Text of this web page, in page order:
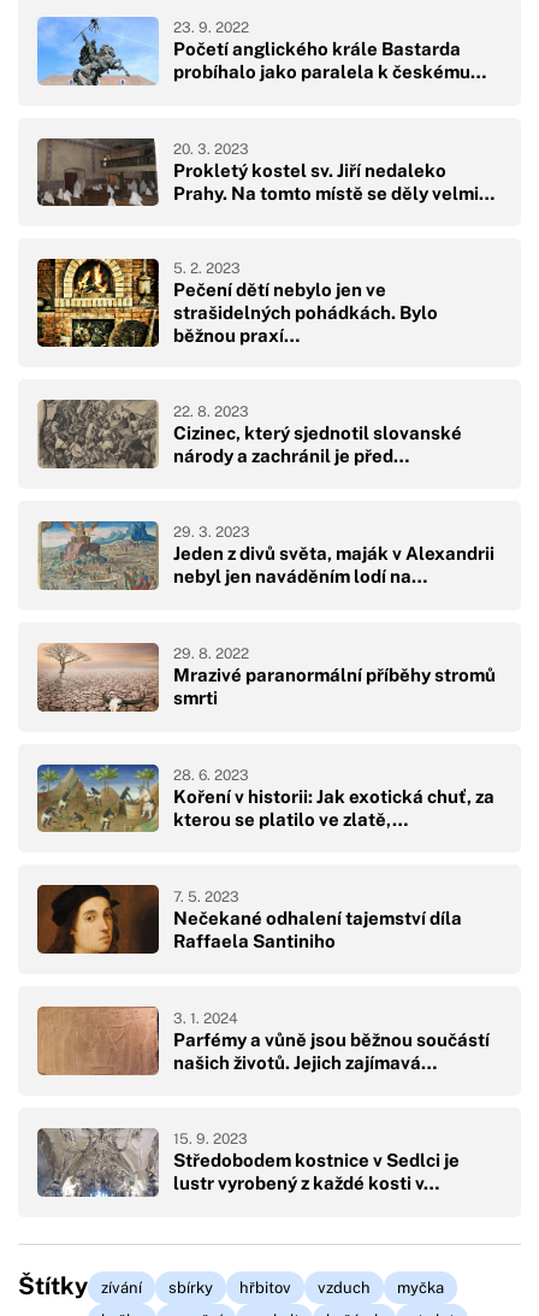
Početí anglického krále Bastarda
probíhalo jako paralela k českému…
23. 9. 2022
Prokletý kostel sv. Jiří nedaleko
Prahy. Na tomto místě se děly velmi…
20. 3. 2023
Pečení dětí nebylo jen ve
strašidelných pohádkách. Bylo
běžnou praxí…
5. 2. 2023
Cizinec, který sjednotil slovanské
národy a zachránil je před…
22. 8. 2023
Jeden z divů světa, maják v Alexandrii
nebyl jen naváděním lodí na…
29. 3. 2023
Mrazivé paranormální příběhy stromů
smrti
29. 8. 2022
Koření v historii: Jak exotická chuť, za
kterou se platilo ve zlatě,…
28. 6. 2023
Nečekané odhalení tajemství díla
Raffaela Santiniho
7. 5. 2023
Parfémy a vůně jsou běžnou součástí
našich životů. Jejich zajímavá…
3. 1. 2024
Středobodem kostnice v Sedlci je
lustr vyrobený z každé kosti v…
15. 9. 2023
Štítky zívání sbírky hřbitov vzduch
myčka